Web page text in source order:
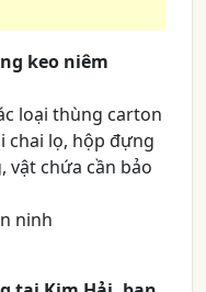
keo niêm
loại thùng carton
chai lọ, hộp đựng
vật chứa cần bảo
ninh